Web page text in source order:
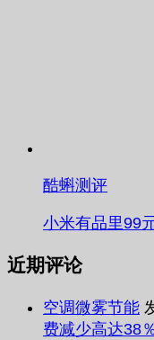
酷蝌测评
小米有品里99
近期评论
空调微雾节能
费减少高达38